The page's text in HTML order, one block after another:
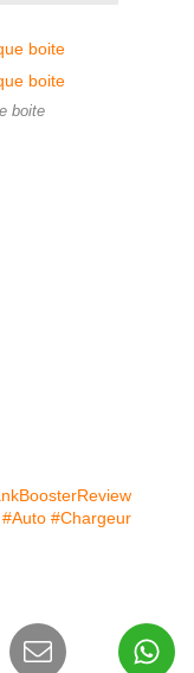
boite
#Auto #Chargeur